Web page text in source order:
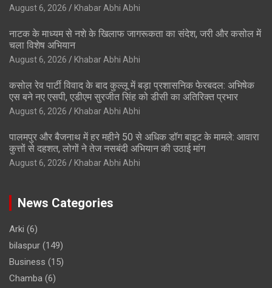
August 6, 2026 Khabar Abhi Abhi
नाटक के माध्यम से नशे के खिलाफ जागरूकता का संदेश, जरी और कसोल में
चला विशेष अभियान
August 6, 2026 Khabar Abhi Abhi
कसोल रेव पार्टी विवाद के बाद कुल्लू में बड़ा प्रशासनिक फेरबदल: अभिषेक
एस बने नए एसपी, एडीएम सुरजीत सिंह को डीसी का अतिरिक्त प्रभार
August 6, 2026 Khabar Abhi Abhi
पालमपुर और बैजनाथ में हर महीने 50 से अधिक डॉग बाइट के मामले: आवारा
कुत्तों से दहशत, लोगों ने तेज नसबंदी अभियान की उठाई मांग
August 6, 2026 Khabar Abhi Abhi
News Categories
Arki (6)
bilaspur (149)
Business (15)
Chamba (6)